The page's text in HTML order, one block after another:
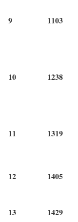
9 1103
10 1238
11 1319
12 1405
13 1429